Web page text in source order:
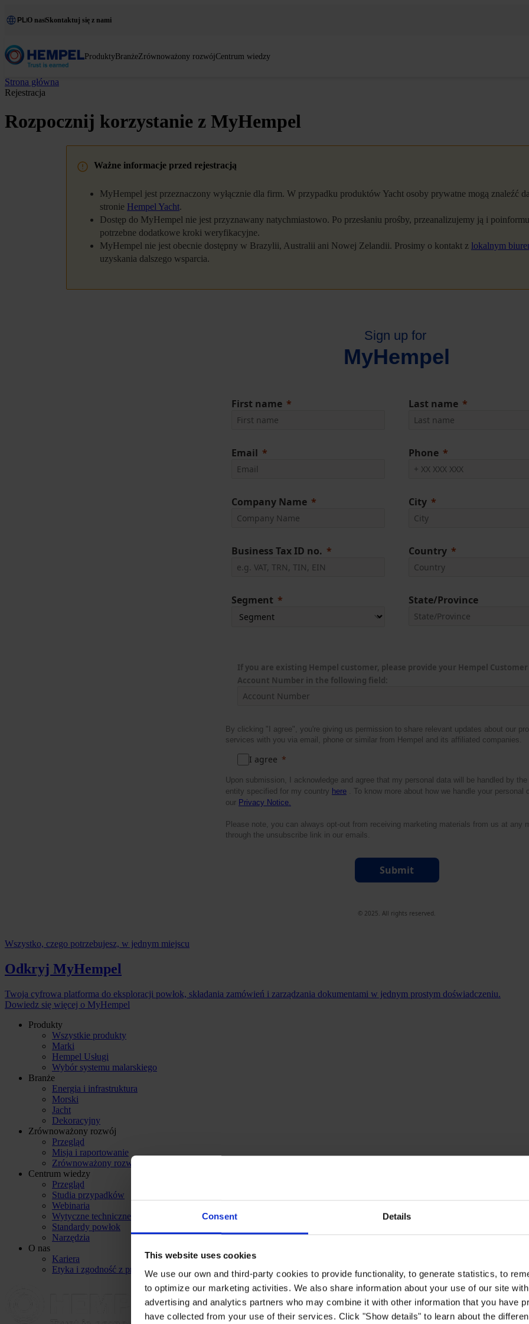
Consent Details
This website uses cookies
We use our own and third-party cookies to provide functionality, to generate statistics, to
to optimize our marketing activities. We also share information about your use of our site
advertising and analytics partners who may combine it with other information that you have
have collected from your use of their services. Click "Show details" to learn about the
PL O nas Skontaktuj się z nami
ProduktyBranżeZrównoważony rozwójCentrum wiedzy
Strona główna
Rejestracja
Rozpocznij korzystanie z MyHempel
Ważne informacje przed rejestracją
MyHempel jest przeznaczony wyłącznie dla firm. W przypadku produktów Yacht osoby prywatne mogą znaleźć
stronie Hempel Yacht.
Dostęp do MyHempel nie jest przyznawany natychmiastowo. Po przesłaniu prośby, przeanalizujemy ją i
potrzebne dodatkowe kroki weryfikacyjne.
MyHempel nie jest obecnie dostępny w Brazylii, Australii ani Nowej Zelandii. Prosimy o kontakt z lokalnym
uzyskania dalszego wsparcia.
Sign up for
MyHempel
First name
Email
Company Name
Business Tax ID no.
Segment
Last name
Phone
City
Country
State/Province
If you are existing Hempel customer, please provide your Hempel Customer
Account Number in the following field:
By clicking "I agree", you're giving us permission to share relevant updates about our
services with you via email, phone or similar from Hempel and its affiliated companies.
I agree
Upon submission, I acknowledge and agree that my personal data will be handled by the
entity specified for my country here . To know more about how we handle your personal
our Privacy Notice.
Please note, you can always opt-out from receiving marketing materials from us at any
through the unsubscribe link in our emails.
Submit
© 2025. All rights reserved.
Wszystko, czego potrzebujesz, w jednym miejscu
Odkryj MyHempel
Twoja cyfrowa platforma do eksploracji powłok, składania zamówień i zarządzania dokumentami w jednym prostym doświadczeniu.
Dowiedz się więcej o MyHempel
Produkty
Wszystkie produkty
Marki
Hempel Usługi
Wybór systemu malarskiego
Branże
Energia i infrastruktura
Morski
Jacht
Dekoracyjny
Zrównoważony rozwój
Przegląd
Misja i raportowanie
Zrównoważony rozwój produktu
Centrum wiedzy
Przegląd
Studia przypadków
Webinaria
Wytyczne techniczne
Standardy powłok
Narzędzia
O nas
Kariera
Etyka i zgodność z przepisami